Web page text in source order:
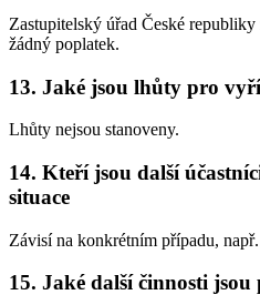
Zastupitelský úřad České
žádný poplatek.
13. Jaké jsou lhůty pro
Lhůty nejsou stanoveny.
14. Kteří jsou další
situace
Závisí na konkrétním případu,
15. Jaké další činnosti